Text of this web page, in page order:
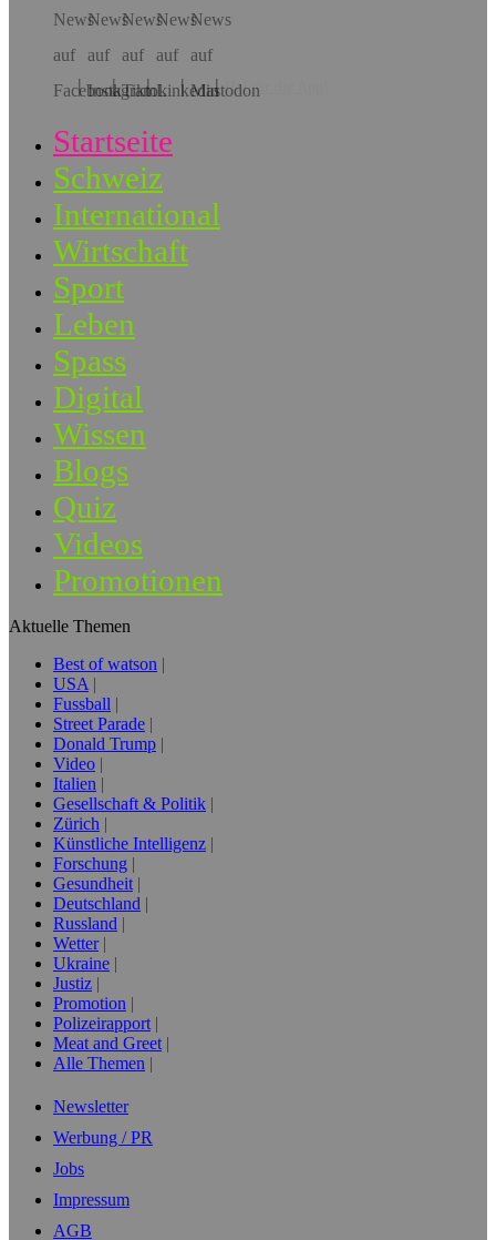
Hol dir die App!
Startseite
Schweiz
International
Wirtschaft
Sport
Leben
Spass
Digital
Wissen
Blogs
Quiz
Videos
Promotionen
Aktuelle Themen
Best of watson
USA
Fussball
Street Parade
Donald Trump
Video
Italien
Gesellschaft & Politik
Zürich
Künstliche Intelligenz
Forschung
Gesundheit
Deutschland
Russland
Wetter
Ukraine
Justiz
Promotion
Polizeirapport
Meat and Greet
Alle Themen
Newsletter
Werbung / PR
Jobs
Impressum
AGB